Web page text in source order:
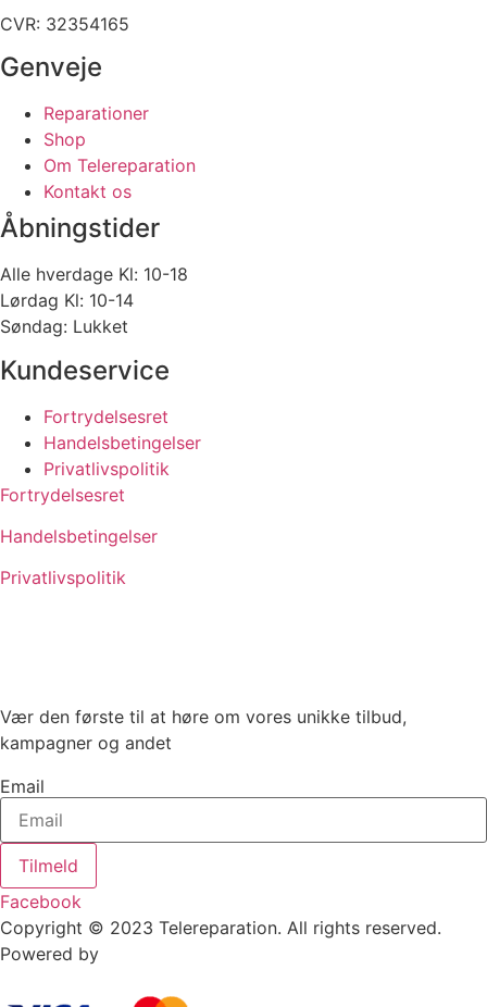
CVR: 32354165
Genveje
Reparationer
Shop
Om Telereparation
Kontakt os
Åbningstider
Alle hverdage Kl: 10-18
Lørdag Kl: 10-14
Søndag: Lukket
Kundeservice
Fortrydelsesret
Handelsbetingelser
Privatlivspolitik
Fortrydelsesret
Handelsbetingelser
Privatlivspolitik
Vær den første til at høre om vores unikke tilbud,
kampagner og andet
Email
Tilmeld
Facebook
Copyright © 2023 Telereparation. All rights reserved.
Powered by